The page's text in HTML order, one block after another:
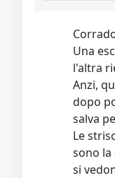
Una
l'altra
Anzi,
dopo
salva
Le
sono la
si